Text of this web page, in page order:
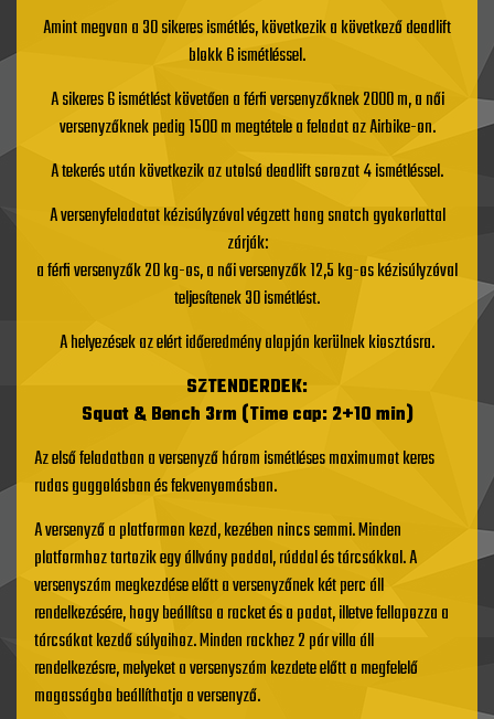
Amint megvan a 30 sikeres ismétlés, következik a következő deadlift
blokk 6 ismétléssel.
A sikeres 6 ismétlést követően a férfi versenyzőknek 2000 m, a női
versenyzőknek pedig 1500 m megtétele a feladat az Airbike-on.
A tekerés után következik az utolsó deadlift sorozat 4 ismétléssel.
A versenyfeladatot kézisúlyzóval végzett hang snatch gyakorlattal
zárják:
a férfi versenyzők 20 kg-os, a női versenyzők 12,5 kg-os kézisúlyzóval
teljesítenek 30 ismétlést.
A helyezések az elért időeredmény alapján kerülnek kiosztásra.
SZTENDERDEK:
Squat & Bench 3rm (Time cap: 2+10 min)
Az első feladatban a versenyző három ismétléses maximumot keres
rudas guggolásban és fekvenyomásban.
A versenyző a platformon kezd, kezében nincs semmi. Minden
platformhoz tartozik egy állvány paddal, rúddal és tárcsákkal. A
versenyszám megkezdése előtt a versenyzőnek két perc áll
rendelkezésére, hogy beállítsa a racket és a padot, illetve fellapozza a
tárcsákat kezdő súlyaihoz. Minden rackhez 2 pár villa áll
rendelkezésre, melyeket a versenyszám kezdete előtt a megfelelő
magasságba beállíthatja a versenyző.